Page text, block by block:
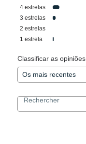
4 estrelas
3 estrelas
2 estrelas
1 estrela
Classificar as opiniões